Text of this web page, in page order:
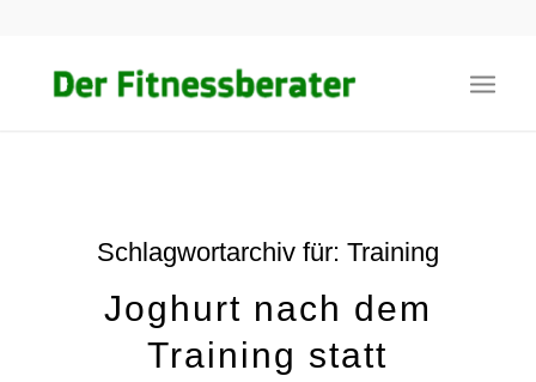
Schlagwortarchiv für: Training
Joghurt nach dem
Training statt